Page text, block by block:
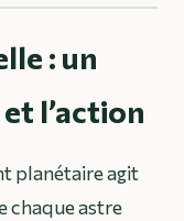
: un
l’action
planétaire agit
chaque astre